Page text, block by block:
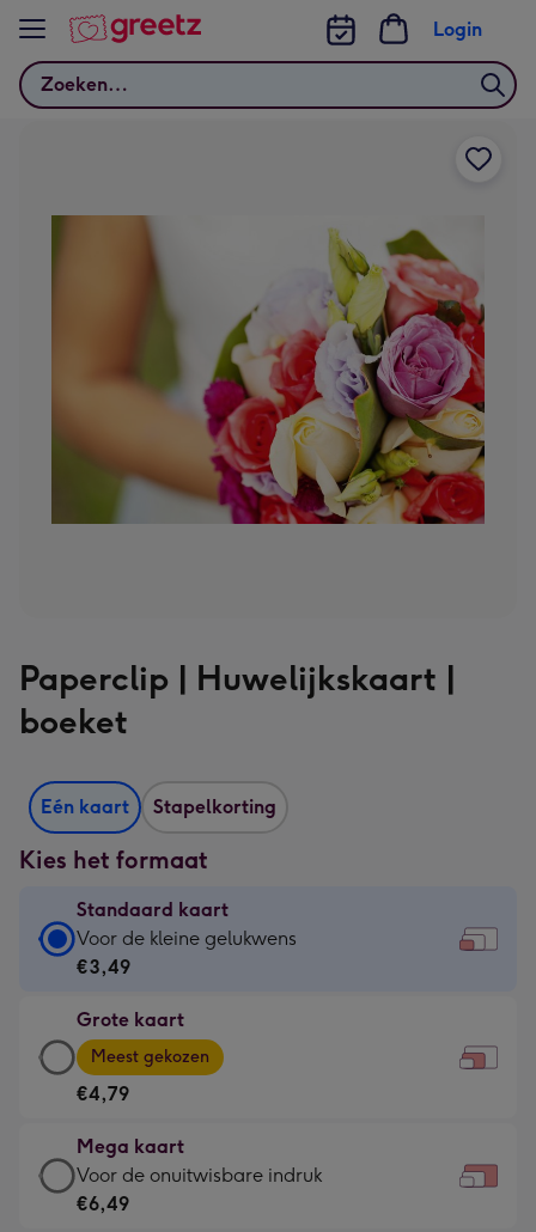
Bekijk meer
Zoeken
Login
Paperclip | Huwelijkskaart |
boeket
Eén kaart Stapelkorting
Kies het formaat
Standaard kaart
Standaard
kaart
€3,49
-
Voor
kleine
gelukwens
-
Voor de kleine gelukwens
€3,49
Grote kaart
Grote
kaart
-
€4,79
-
Meest
gekozen
Meest gekozen
€4,79
Mega kaart
Mega
kaart
Voor de onuitwisbare indruk
€6,49